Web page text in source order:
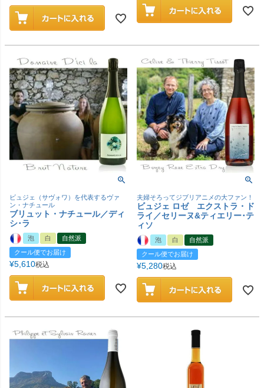
ビュジェ（サヴォワ）を代表するヴァ
ン・ナチュール
ブリュット・ナチュール／ディ
シ･ラ
泡 白
自然派
クール便でお届け
¥5,610税込
夫婦そろってジブリアニメの大ファン！
ビュジェ ロゼ エクストラ・ド
ライ／セリーヌ&ティエリー･テ
ィソ
泡 白
自然派
クール便でお届け
¥5,280税込